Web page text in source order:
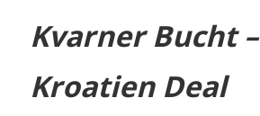
Kvarner Bucht –
Kroatien Deal